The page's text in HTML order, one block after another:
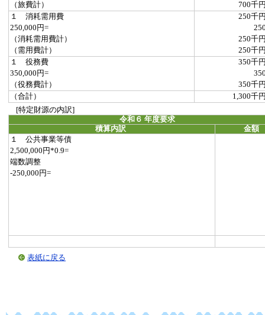
（旅費計）
700千
１ 消耗需用費
250千
250,000円=
（消耗需用費計）
250千
（需用費計）
250千
１ 役務費
350千
350,000円=
（役務費計）
350千
（合計）
1,300千
[特定財源の内訳]
令和６ 年度要求
積算内訳
金額
１ 公共事業等債
2,500,000円*0.9=
端数調整
-250,000円=
表紙に戻る